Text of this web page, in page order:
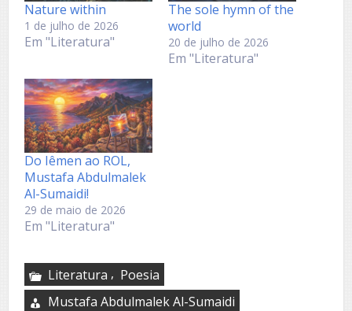
Nature within
1 de julho de 2026
Em "Literatura"
The sole hymn of the
world
20 de julho de 2026
Em "Literatura"
Do Iêmen ao ROL,
Mustafa Abdulmalek
Al-Sumaidi!
29 de maio de 2026
Em "Literatura"
Literatura , Poesia
Mustafa Abdulmalek Al-Sumaidi